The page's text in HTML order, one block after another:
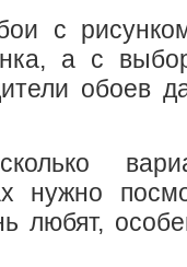
с
а с
обоев
нужно
любят,